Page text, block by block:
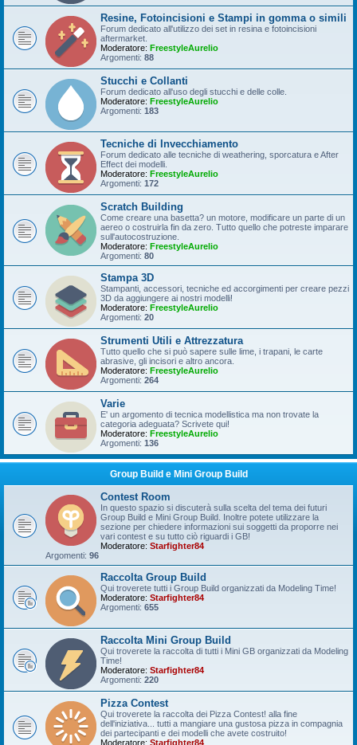
Resine, Fotoincisioni e Stampi in gomma o simili
Forum dedicato all'utilizzo dei set in resina e fotoincisioni
aftermarket.
Moderatore: FreestyleAurelio
Argomenti: 88
Stucchi e Collanti
Forum dedicato all'uso degli stucchi e delle colle.
Moderatore: FreestyleAurelio
Argomenti: 183
Tecniche di Invecchiamento
Forum dedicato alle tecniche di weathering, sporcatura e After
Effect dei modelli.
Moderatore: FreestyleAurelio
Argomenti: 172
Scratch Building
Come creare una basetta? un motore, modificare un parte di un
aereo o costruirla fin da zero. Tutto quello che potreste imparare
sull'autocostruzione.
Moderatore: FreestyleAurelio
Argomenti: 80
Stampa 3D
Stampanti, accessori, tecniche ed accorgimenti per creare pezzi
3D da aggiungere ai nostri modelli!
Moderatore: FreestyleAurelio
Argomenti: 20
Strumenti Utili e Attrezzatura
Tutto quello che si può sapere sulle lime, i trapani, le carte
abrasive, gli incisori e altro ancora.
Moderatore: FreestyleAurelio
Argomenti: 264
Varie
E' un argomento di tecnica modellistica ma non trovate la
categoria adeguata? Scrivete qui!
Moderatore: FreestyleAurelio
Argomenti: 136
Group Build e Mini Group Build
Contest Room
In questo spazio si discuterà sulla scelta del tema dei futuri
Group Build e Mini Group Build. Inoltre potete utilizzare la
sezione per chiedere informazioni sui soggetti da proporre nei
vari contest e su tutto ciò riguardi i GB!
Moderatore: Starfighter84
Argomenti: 96
Raccolta Group Build
Qui troverete tutti i Group Build organizzati da Modeling Time!
Moderatore: Starfighter84
Argomenti: 655
Raccolta Mini Group Build
Qui troverete la raccolta di tutti i Mini GB organizzati da Modeling
Time!
Moderatore: Starfighter84
Argomenti: 220
Pizza Contest
Qui troverete la raccolta dei Pizza Contest! alla fine
dell'iniziativa... tutti a mangiare una gustosa pizza in compagnia
dei partecipanti e dei modelli che avete costruito!
Moderatore: Starfighter84